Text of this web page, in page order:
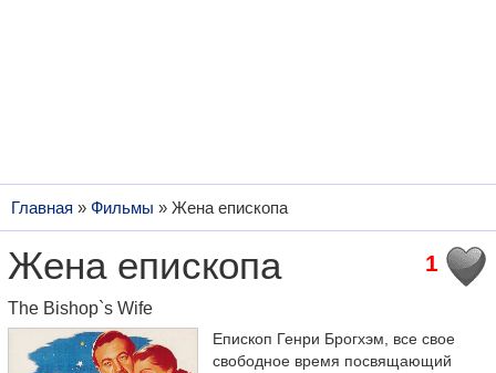
Главная » Фильмы » Жена епископа
1
Жена епископа
The Bishop`s Wife
Епископ Генри Брогхэм, все свое
свободное время посвящающий